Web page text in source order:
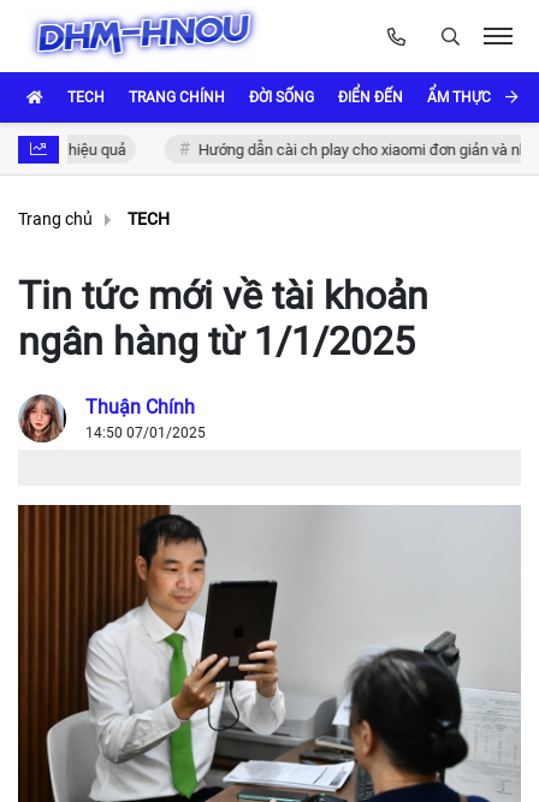
TECH TRANG CHÍNH ĐỜI SỐNG ĐIỂN ĐẾN ẨM THỰC VÀ
hiệu quả Hướng dẫn cài ch play cho xiaomi đơn giản và nhanh
Trang chủ TECH
Tin tức mới về tài khoản
ngân hàng từ 1/1/2025
Thuận Chính
14:50 07/01/2025